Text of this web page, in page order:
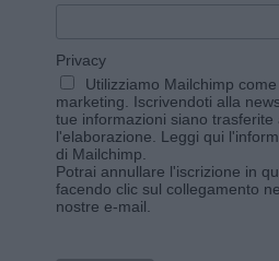
Privacy
Utilizziamo Mailchimp
marketing. Iscrivendoti alla
tue informazioni siano trasferite
l'elaborazione. Leggi qui
di Mailchimp
Potrai annullare l'iscrizione in
facendo clic sul collegamento
nostre e-mail.